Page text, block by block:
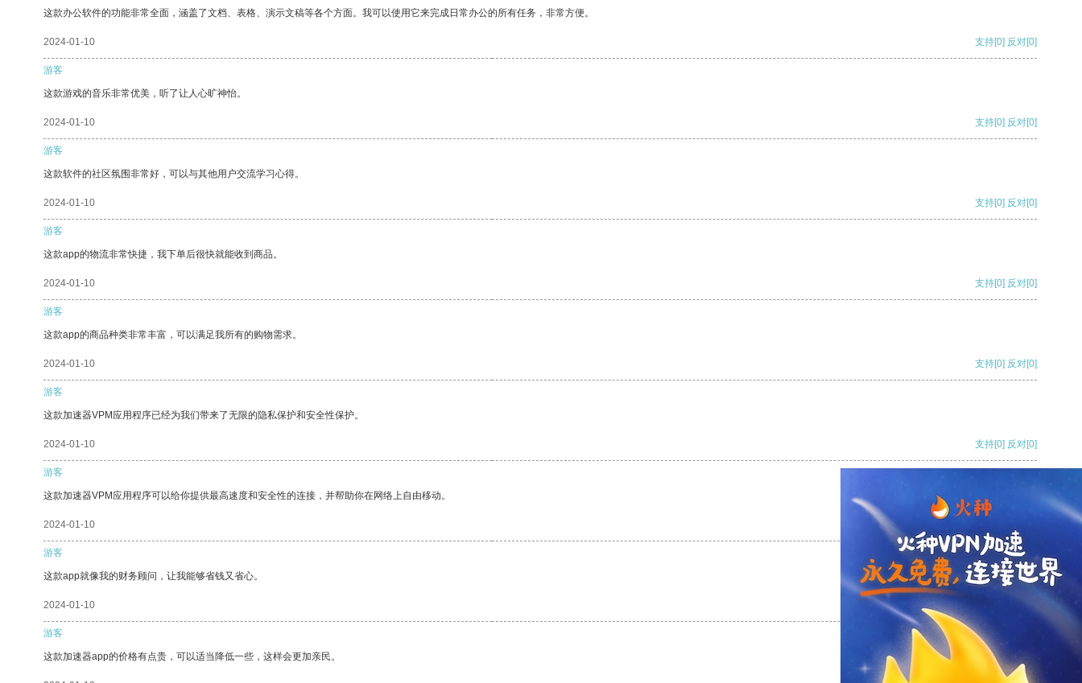
这款办公软件的功能非常全面，涵盖了文档、表格、演示文稿等各个方面。我可以使用它来完成日常办公的所有任务，非常方便。
2024-01-10 支持[0] 反对[0]
游客
这款游戏的音乐非常优美，听了让人心旷神怡。
2024-01-10 支持[0] 反对[0]
游客
这款软件的社区氛围非常好，可以与其他用户交流学习心得。
2024-01-10 支持[0] 反对[0]
游客
这款app的物流非常快捷，我下单后很快就能收到商品。
2024-01-10 支持[0] 反对[0]
游客
这款app的商品种类非常丰富，可以满足我所有的购物需求。
2024-01-10 支持[0] 反对[0]
游客
这款加速器VPM应用程序已经为我们带来了无限的隐私保护和安全性保护。
2024-01-10 支持[0] 反对[0]
游客
这款加速器VPM应用程序可以给你提供最高速度和安全性的连接，并帮助你在网络上自由移动。
2024-01-10
游客
这款app就像我的财务顾问，让我能够省钱又省心。
2024-01-10 反对
游客
这款加速器app的价格有点贵，可以适当降低一些，这样会更加亲民。